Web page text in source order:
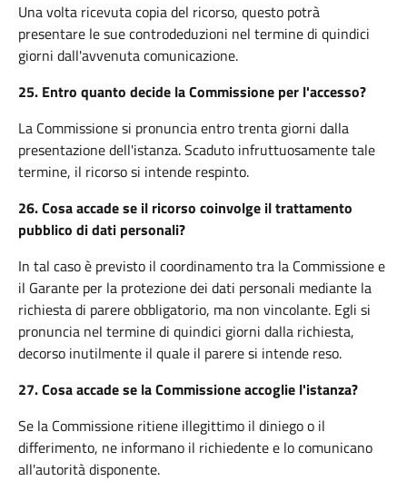
Una volta ricevuta copia del ricorso, questo potrà
presentare le sue controdeduzioni nel termine di quindici
giorni dall'avvenuta comunicazione.
25. Entro quanto decide la Commissione per l'accesso?
La Commissione si pronuncia entro trenta giorni dalla
presentazione dell'istanza. Scaduto infruttuosamente tale
termine, il ricorso si intende respinto.
26.Cosa accade se il ricorso coinvolge il trattamento
pubblico di dati personali?
In tal caso è previsto il coordinamento tra la Commissione e
il Garante per la protezione dei dati personali mediante la
richiesta di parere obbligatorio, ma non vincolante. Egli si
pronuncia nel termine di quindici giorni dalla richiesta,
decorso inutilmente il quale il parere si intende reso.
27.Cosa accade se la Commissione accoglie l'istanza?
Se la Commissione ritiene illegittimo il diniego o il
differimento, ne informano il richiedente e lo comunicano
all'autorità disponente.